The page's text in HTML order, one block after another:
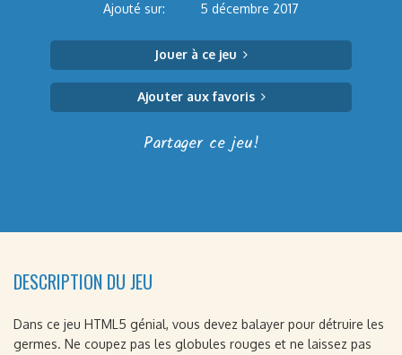
Ajouté sur:
5 décembre 2017
Jouer à ce jeu
Ajouter aux favoris
Partager ce jeu!
DESCRIPTION DU JEU
Dans ce jeu HTML5 génial, vous devez balayer pour détruire les
germes. Ne coupez pas les globules rouges et ne laissez pas